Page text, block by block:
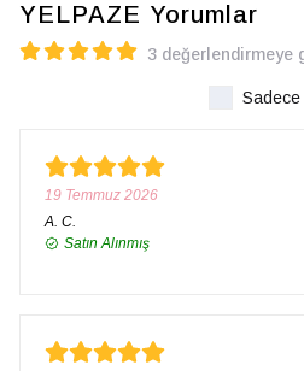
YELPAZE Yorumlar
3 değerlendirmeye
19 Temmuz 2026
A. C.
Satın Alınmış